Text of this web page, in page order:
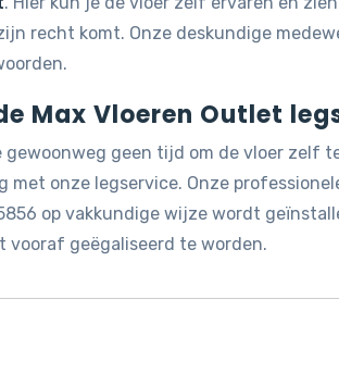
recht komt. Onze deskundige
Max Vloeren Outlet
geen tijd om de vloer zelf
met onze legservice. Onze
op vakkundige wijze wordt
vooraf geëgaliseerd te worden.